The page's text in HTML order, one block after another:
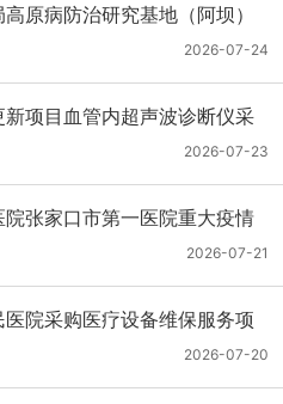
原病防治研究基地（阿坝）
支持类医疗设备购置项目招
2026-07-24
项目血管内超声波诊断仪采
标公告
2026-07-23
张家口市第一医院重大疫情
重症监护室医疗设备采购项
2026-07-21
医院采购医疗设备维保服务项
）(二次)（项目编号：GZSY-
购更正公告
2026-07-20